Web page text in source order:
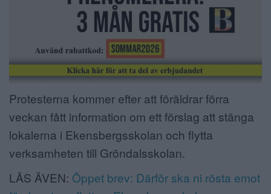
Protesterna kommer efter att föräldrar förra
veckan fått information om ett förslag att stänga
lokalerna i Ekensbergsskolan och flytta
verksamheten till Gröndalsskolan.
LÄS ÄVEN: Öppet brev: Därför ska ni rösta emot